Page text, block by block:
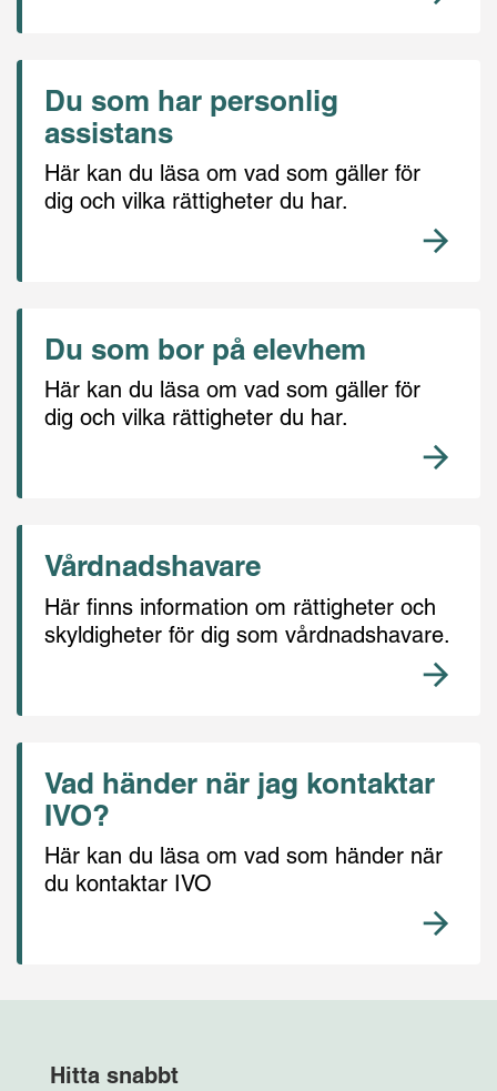
Du som har personlig
assistans
Här kan du läsa om vad som gäller för
dig och vilka rättigheter du har.
Du som bor på elevhem
Här kan du läsa om vad som gäller för
dig och vilka rättigheter du har.
Vårdnadshavare
Här finns information om rättigheter och
skyldigheter för dig som vårdnadshavare.
Vad händer när jag kontaktar
IVO?
Här kan du läsa om vad som händer när
du kontaktar IVO
Hitta snabbt